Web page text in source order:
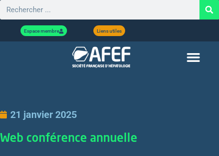
Espace membre Liens utiles
21 janvier 2025
Web conférence annuelle